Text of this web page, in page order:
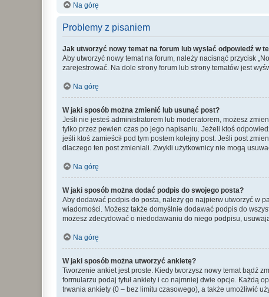
Na górę
Problemy z pisaniem
Jak utworzyć nowy temat na forum lub wysłać odpowiedź w
Aby utworzyć nowy temat na forum, należy nacisnąć przycisk
zarejestrować. Na dole strony forum lub strony tematów jest
Na górę
W jaki sposób można zmienić lub usunąć post?
Jeśli nie jesteś administratorem lub moderatorem, możesz
tylko przez pewien czas po jego napisaniu. Jeżeli ktoś
jeśli ktoś zamieścił pod tym postem kolejny post. Jeśli post
dlaczego ten post zmieniali. Zwykli użytkownicy nie mogą
Na górę
W jaki sposób można dodać podpis do swojego posta?
Aby dodawać podpis do posta, należy go najpierw utworzyć w
wiadomości. Możesz także domyślnie dodawać podpis do
możesz zdecydować o niedodawaniu do niego podpisu,
Na górę
W jaki sposób można utworzyć ankietę?
Tworzenie ankiet jest proste. Kiedy tworzysz nowy temat bądź
formularzu podaj tytuł ankiety i co najmniej dwie opcje. Każdą
trwania ankiety (0 – bez limitu czasowego), a także umożliwić